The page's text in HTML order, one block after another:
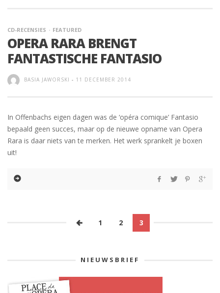
CD-RECENSIES FEATURED
OPERA RARA BRENGT
FANTASTISCHE FANTASIO
BASIA JAWORSKI - 11 DECEMBER 2014
In Offenbachs eigen dagen was de ‘opéra comique’ Fantasio
bepaald geen succes, maar op de nieuwe opname van Opera
Rara is daar niets van te merken. Het werk sprankelt je boxen
uit!
1 2 3
NIEUWSBRIEF